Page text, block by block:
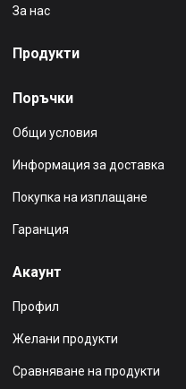
За нас
Продукти
Поръчки
Общи условия
Информация за доставка
Покупка на изплащане
Гаранция
Акаунт
Профил
Желани продукти
Сравняване на продукти